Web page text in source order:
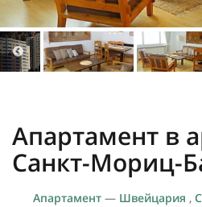
Апартамент в
Санкт-Мориц-
Апартамент — Швейцария ,